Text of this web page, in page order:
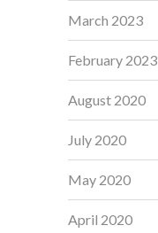
March 2023
February 2023
August 2020
July 2020
May 2020
April 2020